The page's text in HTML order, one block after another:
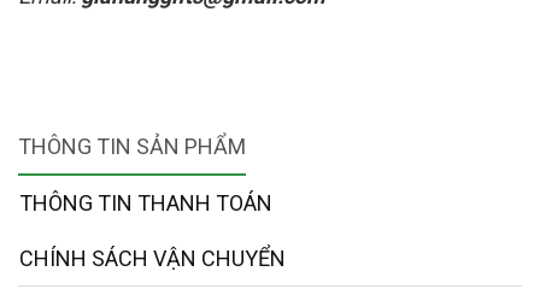
THÔNG TIN SẢN PHẨM
THÔNG TIN THANH TOÁN
CHÍNH SÁCH VẬN CHUYỂN